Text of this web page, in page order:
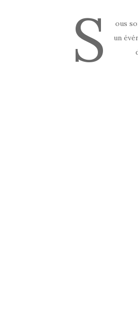
S
ous
un